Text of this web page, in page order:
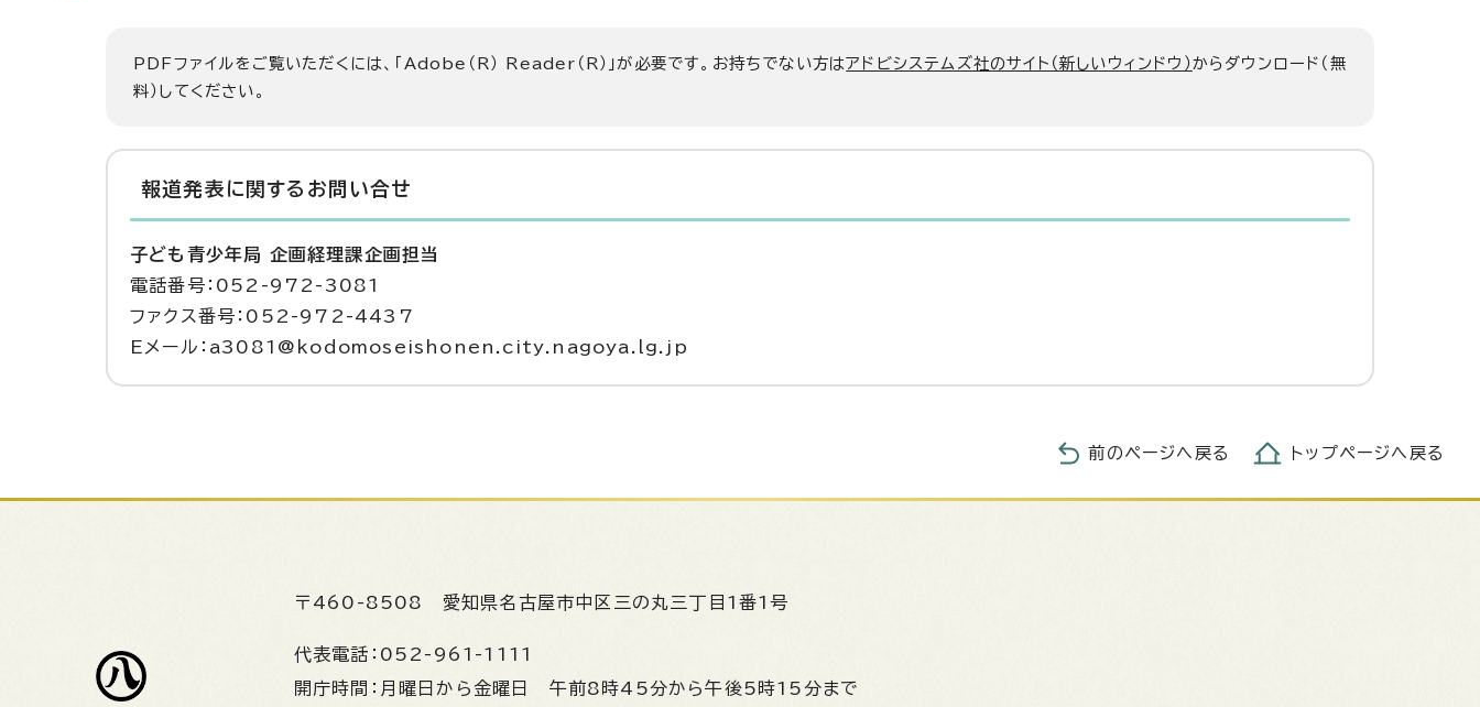
PDFファイルをご覧いただくには、「Adobe（R） Reader（R）」が必要です。お持ちでない方はアドビシステムズ社のサイト（新しいウィンドウ）からダウンロード（無
料）してください。
報道発表に関するお問い合せ
子ども青少年局 企画経理課企画担当
電話番号：052-972-3081
ファクス番号：052-972-4437
Eメール：a3081@kodomoseishonen.city.nagoya.lg.jp
前のページへ戻る トップページへ戻る
〒460-8508 愛知県名古屋市中区三の丸三丁目1番1号
代表電話： 052-961-1111
開庁時間： 月曜日から金曜日 午前8時45分から午後5時15分まで